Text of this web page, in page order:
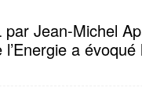
Jean-Michel
a